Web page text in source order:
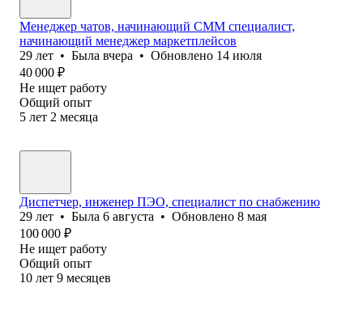
Менеджер чатов, начинающий СММ специалист,
начинающий менеджер маркетплейсов
29 лет • Была вчера • Обновлено 14 июля
40 000 ₽
Не ищет работу
Общий опыт
5 лет 2 месяца
Диспетчер, инженер ПЭО, специалист по снабжению
29 лет • Была 6 августа • Обновлено 8 мая
100 000 ₽
Не ищет работу
Общий опыт
10 лет 9 месяцев